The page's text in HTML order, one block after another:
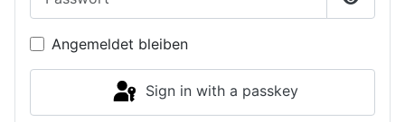
Show
Angemeldet bleiben
Sign in with a passkey